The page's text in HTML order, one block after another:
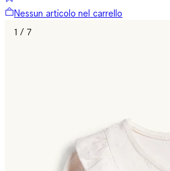
Nessun articolo nel carrello
1 / 7